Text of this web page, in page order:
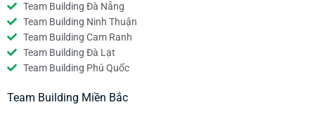
Team Building Đà Nẵng
Team Building Ninh Thuận
Team Building Cam Ranh
Team Building Đà Lạt
Team Building Phú Quốc
Team Building Miền Bắc